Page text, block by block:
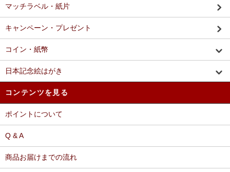
マッチラベル・紙片
キャンペーン・プレゼント
コイン・紙幣
日本記念絵はがき
コンテンツを見る
ポイントについて
Q & A
商品お届けまでの流れ